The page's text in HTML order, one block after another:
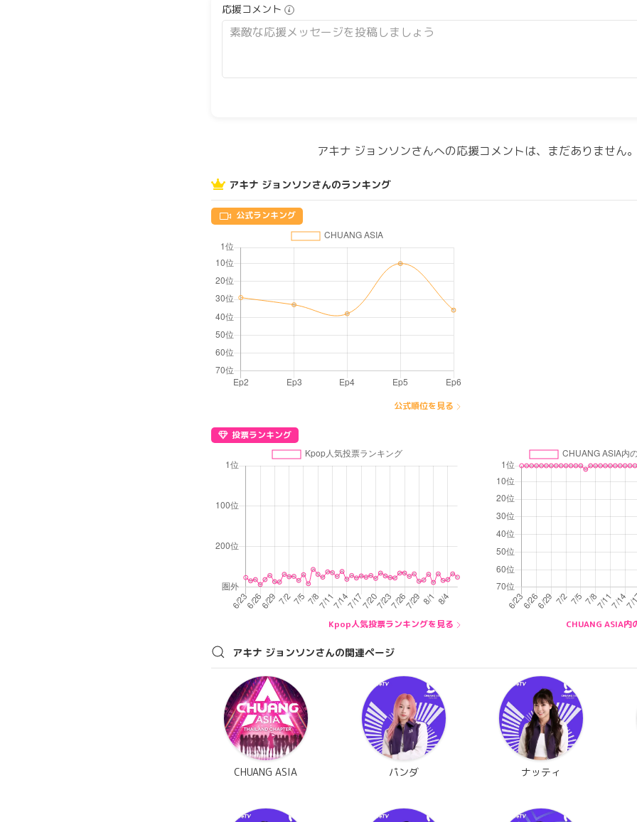
応援コメント
アキナ ジョンソンさんへの応援コメントは、まだありません
アキナ ジョンソンさんのランキング
公式ランキング
公式順位を見る
投票ランキング
Kpop人気投票ランキングを見る CHUANG ASIA内
アキナ ジョンソンさんの関連ページ
CHUANG ASIA パンダ ナッティ